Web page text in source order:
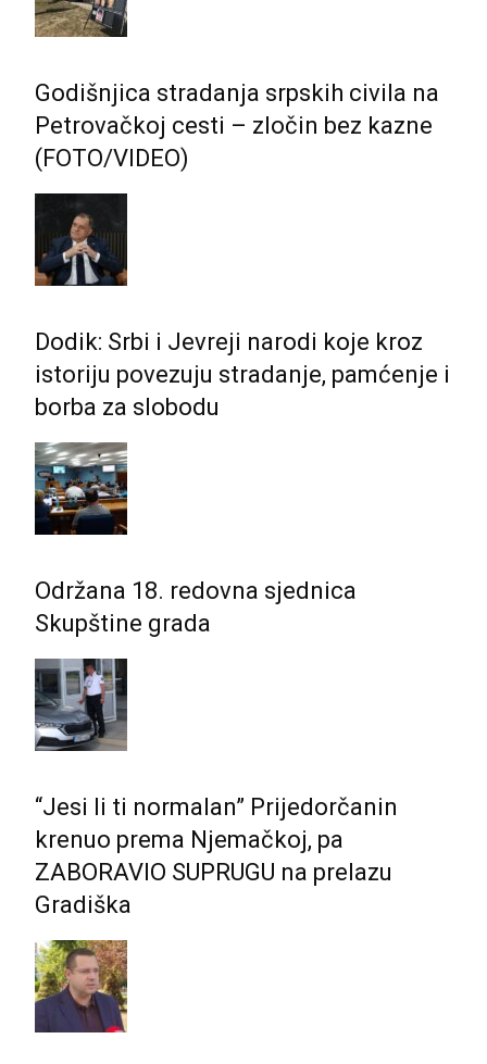
Godišnjica stradanja srpskih civila na
Petrovačkoj cesti – zločin bez kazne
(FOTO/VIDEO)
Dodik: Srbi i Јevreji narodi koje kroz
istoriju povezuju stradanje, pamćenje i
borba za slobodu
Održana 18. redovna sjednica
Skupštine grada
“Jesi li ti normalan” Prijedorčanin
krenuo prema Njemačkoj, pa
ZABORAVIO SUPRUGU na prelazu
Gradiška